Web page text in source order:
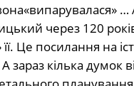
…
через 120
її. Це посилання на
зараз кілька думок